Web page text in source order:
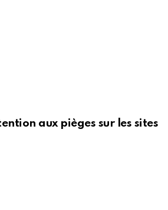
aux pièges sur les sites